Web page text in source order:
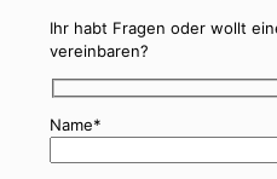
Ihr habt Fragen oder wollt
vereinbaren?
Name*